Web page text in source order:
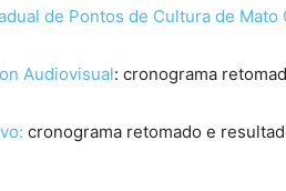
de Pontos de Cultura de Mato
Audiovisual: cronograma
cronograma retomado e